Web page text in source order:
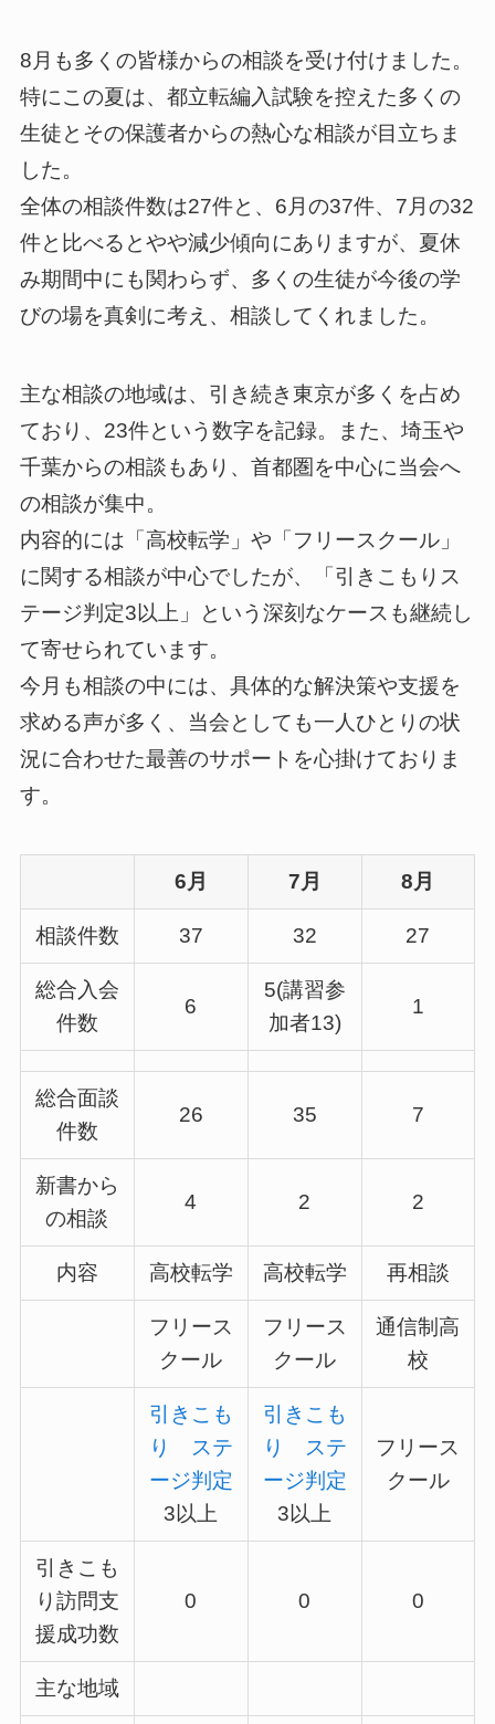
8月も多くの皆様からの相談を受け付けました。
特にこの夏は、都立転編入試験を控えた多くの
生徒とその保護者からの熱心な相談が目立ちま
した。
全体の相談件数は27件と、6月の37件、7月の32
件と比べるとやや減少傾向にありますが、夏休
み期間中にも関わらず、多くの生徒が今後の学
びの場を真剣に考え、相談してくれました。
主な相談の地域は、引き続き東京が多くを占め
ており、23件という数字を記録。また、埼玉や
千葉からの相談もあり、首都圏を中心に当会へ
の相談が集中。
内容的には「高校転学」や「フリースクール」
に関する相談が中心でしたが、「引きこもりス
テージ判定3以上」という深刻なケースも継続し
て寄せられています。
今月も相談の中には、具体的な解決策や支援を
求める声が多く、当会としても一人ひとりの状
況に合わせた最善のサポートを心掛けておりま
す。
6月 7月 8月
相談件数 37 32 27
総合入会
件数
6
5(講習参
加者13)
1
総合面談
件数
26 35 7
新書から
の相談
4 2 2
内容 高校転学 高校転学 再相談
フリース
クール
フリース
クール
通信制高
校
引きこも
り ステ
ージ判定
3以上
引きこも
り ステ
ージ判定
3以上
フリース
クール
引きこも
り訪問支
援成功数
0 0 0
主な地域